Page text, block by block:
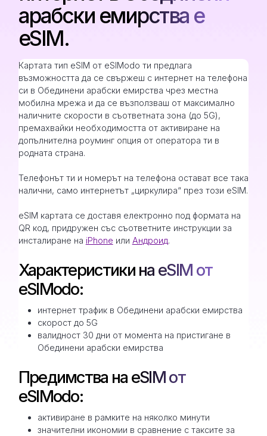
арабски емирства е
eSIM.
Картата тип eSIM от eSIModo ти предлага
възможността да се свържеш с интернет на телефона
си в Обединени арабски емирства чрез местна
мобилна мрежа и да се възползваш от максимално
наличните скорости в съответната зона (до 5G),
премахвайки необходимостта от активиране на
допълнителна роуминг опция от оператора ти в
родната страна.
Телефонът ти и номерът на телефона остават все така
налични, само интернетът „циркулира“ през този eSIM.
eSIM картата се доставя електронно под формата на
QR код, придружен със съответните инструкции за
инсталиране на iPhone или Андроид.
Характеристики на eSIM от
eSIModo:
интернет трафик в Обединени арабски емирства
скорост до 5G
валидност 30 дни от момента на пристигане в
Обединени арабски емирства
Предимства на eSIM от
eSIModo:
активиране в рамките на няколко минути
значителни икономии в сравнение с таксите за